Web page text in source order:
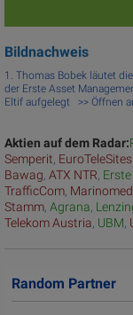
Bildnachweis
1. Thomas Bobek läutet
der Erste Asset
Eltif aufgelegt >> Öffnen
Aktien auf dem Radar:
Semperit,
Bawag, ATX NTR,
TrafficCom,
Stamm, Agrana,
Telekom Austria, UBM,
Random Partner